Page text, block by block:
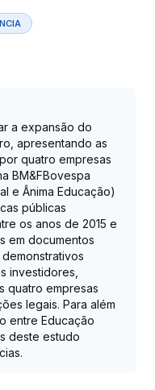
a expansão do
apresentando as
quatro empresas
BM&FBovespa
e Ânima Educação)
públicas
os anos de 2015 e
em documentos
investidores,
quatro empresas
legais. Para além
entre Educação
deste estudo